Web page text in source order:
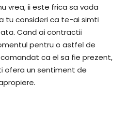
vrea, ii este frica sa vada
tu consideri ca te-ai simti
Cand ai contractii
pentru o astfel de
ca el sa fie prezent,
ofera un sentiment de